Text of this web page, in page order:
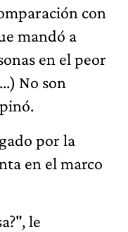
con
mandó a
en el peor
No son
por la
en el marco
le